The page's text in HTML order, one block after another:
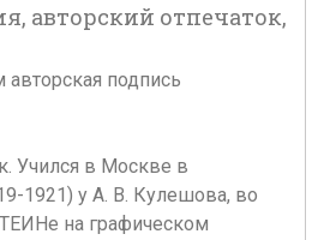
авторский отпечаток,
подпись
Учился в Москве в
1921) у А. В. Кулешова, во
на графическом